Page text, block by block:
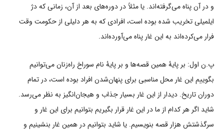
و در آن پناه می‌گرفته‌اند. یا مثلاً در دوره‌های بعد از آن، زمانی که دژ
ایلمیلی تخریب شده بوده است، افرادی که به هر دلیلی از حکومت وقت
فرار می‌کرده‌اند به این غار پناه می‌آورده‌اند.
پ.ن اول: بر پایۀ همین قصه‌ها و بر پایۀ نام سوراخ راه‌زنان می‌توانیم
بگوییم این غار محل مناسبی برای پنهان‌شدن افراد بوده است، در تمام
دوران تاریخ. دیدار از این غار بسیار جذاب و هیجان‌انگیز به نظر می‌رسد.
شاید اگر هر کدام از ما در این غار قرار بگیریم بتوانیم برای این غار و
سرگذشتش هزار قصه بنویسیم. یا شاید بتوانیم در همین غار بنشینیم و